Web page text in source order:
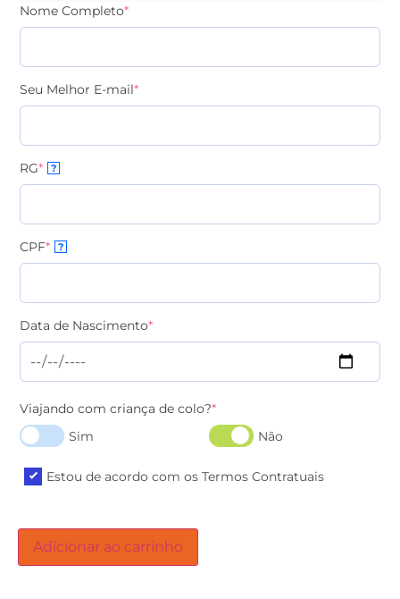
Nome Completo*
Seu Melhor E-mail*
RG* ?
CPF* ?
Data de Nascimento*
Viajando com criança de colo?*
Sim
Não
Estou de acordo com os Termos Contratuais
Adicionar ao carrinho